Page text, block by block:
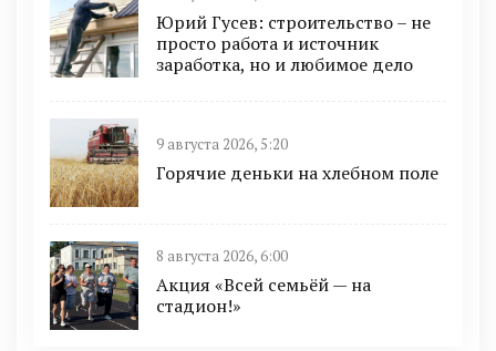
Юрий Гусев: строительство – не
просто работа и источник
заработка, но и любимое дело
9 августа 2026, 5:20
Горячие деньки на хлебном поле
8 августа 2026, 6:00
Акция «Всей семьёй — на
стадион!»